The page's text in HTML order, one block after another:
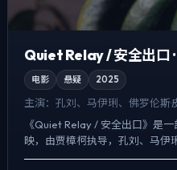
Quiet Relay / 安全出口
电影 悬疑 2025
主演： 孔刘、马伊琍、佛罗伦斯·
《Quiet Relay / 安全出口》是
映，由贾樟柯执导，孔刘、马伊
当作角色来写，夜景与雨声贯穿